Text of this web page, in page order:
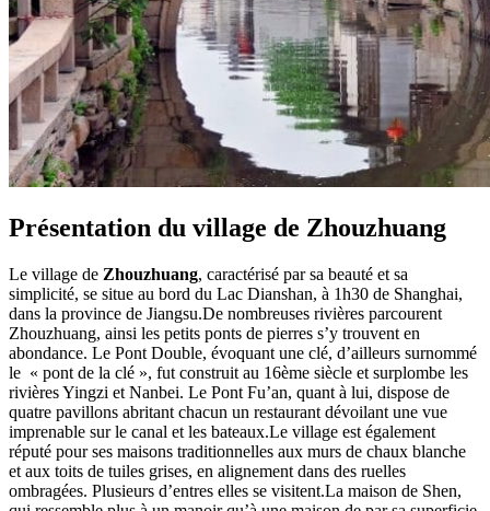
Présentation du village de Zhouzhuang
Le village de Zhouzhuang, caractérisé par sa beauté et sa
simplicité, se situe au bord du Lac Dianshan, à 1h30 de Shanghai,
dans la province de Jiangsu.De nombreuses rivières parcourent
Zhouzhuang, ainsi les petits ponts de pierres s’y trouvent en
abondance. Le Pont Double, évoquant une clé, d’ailleurs surnommé
le « pont de la clé », fut construit au 16ème siècle et surplombe les
rivières Yingzi et Nanbei. Le Pont Fu’an, quant à lui, dispose de
quatre pavillons abritant chacun un restaurant dévoilant une vue
imprenable sur le canal et les bateaux.Le village est également
réputé pour ses maisons traditionnelles aux murs de chaux blanche
et aux toits de tuiles grises, en alignement dans des ruelles
ombragées. Plusieurs d’entres elles se visitent.La maison de Shen,